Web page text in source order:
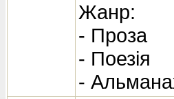
Жанр:
- Проза
- Поезія
-